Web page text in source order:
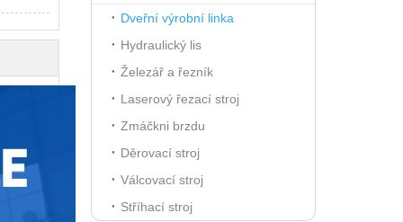
Dveřní výrobní linka
Hydraulický lis
Železář a řezník
Laserový řezací stroj
Zmáčkni brzdu
Děrovací stroj
Válcovací stroj
Stříhací stroj